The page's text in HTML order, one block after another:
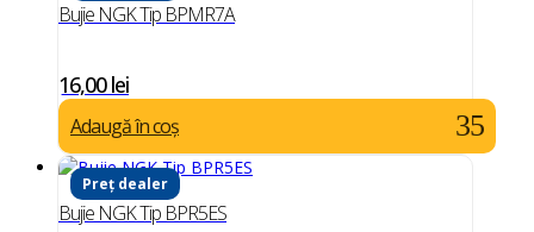
Bujie NGK Tip BPMR7A
16,00lei
Adaugă în coș
Preț dealer
Bujie NGK Tip BPR5ES